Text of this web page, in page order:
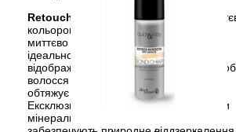
Retouch Regrowth
- спеціальний
кольоровий спрей для волосся, який
миттєво усуває ознаки відростання,
ідеально покриваючи природним
відображенням. Непомітна текстура
волосся м'яким і шовковистим, що не
обтяжує його.
Ексклюзивна формула: багато чистими
мінеральними пігментами, які